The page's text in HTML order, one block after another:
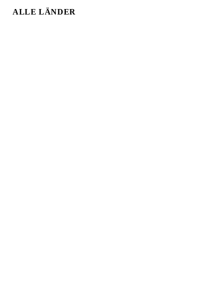
ALLE LÄNDER